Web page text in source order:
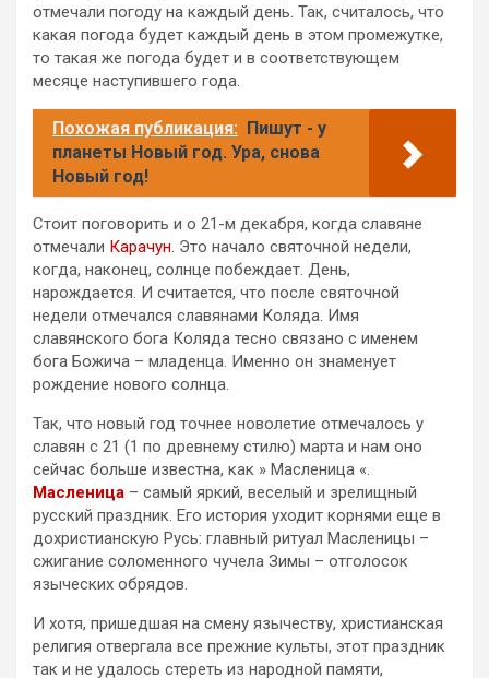
отмечали погоду на каждый день. Так, считалось, что
какая погода будет каждый день в этом промежутке,
то такая же погода будет и в соответствующем
месяце наступившего года.
Похожая публикация: Пишут - у
планеты Новый год. Ура, снова
Новый год!
Стоит поговорить и о 21-м декабря, когда славяне
отмечали Карачун. Это начало святочной недели,
когда, наконец, солнце побеждает. День,
нарождается. И считается, что после святочной
недели отмечался славянами Коляда. Имя
славянского бога Коляда тесно связано с именем
бога Божича – младенца. Именно он знаменует
рождение нового солнца.
Так, что новый год точнее новолетие отмечалось у
славян с 21 (1 по древнему стилю) марта и нам оно
сейчас больше известна, как » Масленица «.
Масленица – самый яркий, веселый и зрелищный
русский праздник. Его история уходит корнями еще в
дохристианскую Русь: главный ритуал Масленицы –
сжигание соломенного чучела Зимы – отголосок
языческих обрядов.
И хотя, пришедшая на смену язычеству, христианская
религия отвергала все прежние культы, этот праздник
так и не удалось стереть из народной памяти,